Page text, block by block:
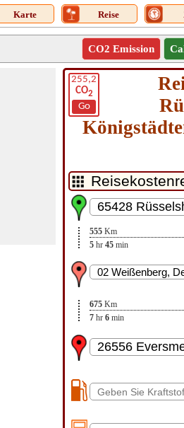
Karte Reise
CO2 Emission
255,2
CO2
Go
555 Km
5 hr 45 min
675 Km
7 hr 6 min